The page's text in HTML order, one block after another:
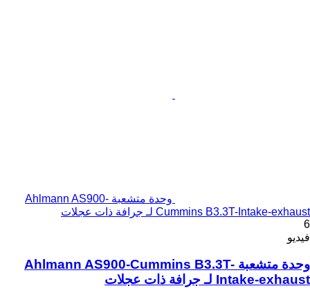
وحدة متشعبة Ahlmann AS900-
Cummins B3.3T-Intake-exhaust لـ جرافة ذات عجلات
6
فيديو
وحدة متشعبة Ahlmann AS900-Cummins B3.3T-
Intake-exhaust لـ جرافة ذات عجلات